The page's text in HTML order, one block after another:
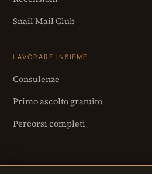
Snail Mail Club
LAVORARE INSIEME
Consulenze
Primo ascolto gratuito
Percorsi completi